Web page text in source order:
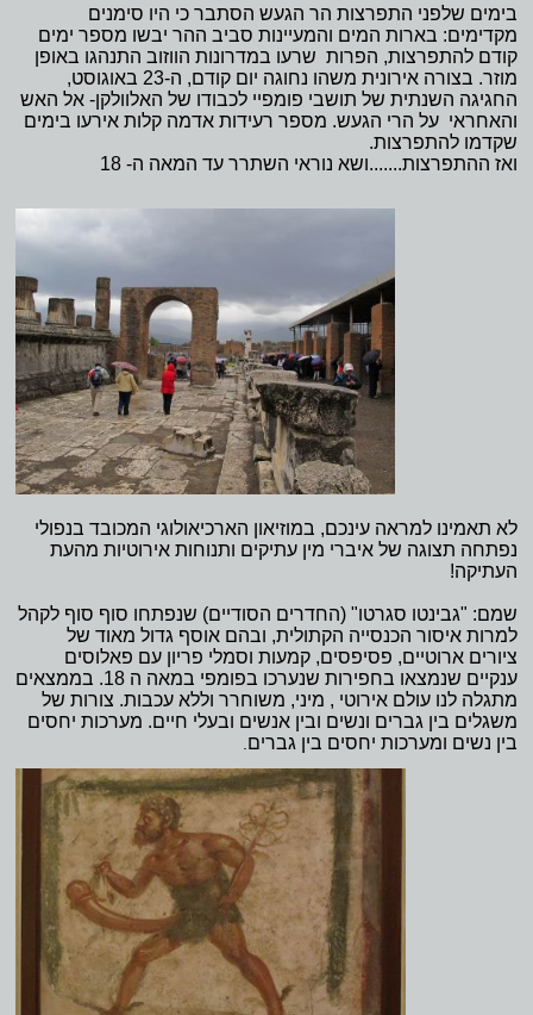
בימים שלפני התפרצות הר הגעש הסתבר כי היו סימנים
מקדימים: בארות המים והמעיינות סביב ההר יבשו מספר ימים
קודם להתפרצות, הפרות שרעו במדרונות הווזוב התנהגו באופן
מוזר. בצורה אירונית משהו נחוגה יום קודם, ה-23 באוגוסט,
החגיגה השנתית של תושבי פומפיי לכבודו של האלוולקן- אל האש
והאחראי על הרי הגעש. מספר רעידות אדמה קלות אירעו בימים
שקדמו להתפרצות.
ואז ההתפרצות.......ושא נוראי השתרר עד המאה ה- 18
לא תאמינו למראה עינכם, במוזיאון הארכיאולוגי המכובד בנפולי
נפתחה תצוגה של איברי מין עתיקים ותנוחות אירוטיות מהעת
העתיקה!
שמם: "גבינטו סגרטו" (החדרים הסודיים) שנפתחו סוף סוף לקהל
למרות איסור הכנסייה הקתולית, ובהם אוסף גדול מאוד של
ציורים ארוטיים, פסיפסים, קמעות וסמלי פריון עם פאלוסים
ענקיים שנמצאו בחפירות שנערכו בפומפי במאה ה 18. בממצאים
מתגלה לנו עולם אירוטי , מיני, משוחרר וללא עכבות. צורות של
משגלים בין גברים ונשים ובין אנשים ובעלי חיים. מערכות יחסים
בין נשים ומערכות יחסים בין גברים